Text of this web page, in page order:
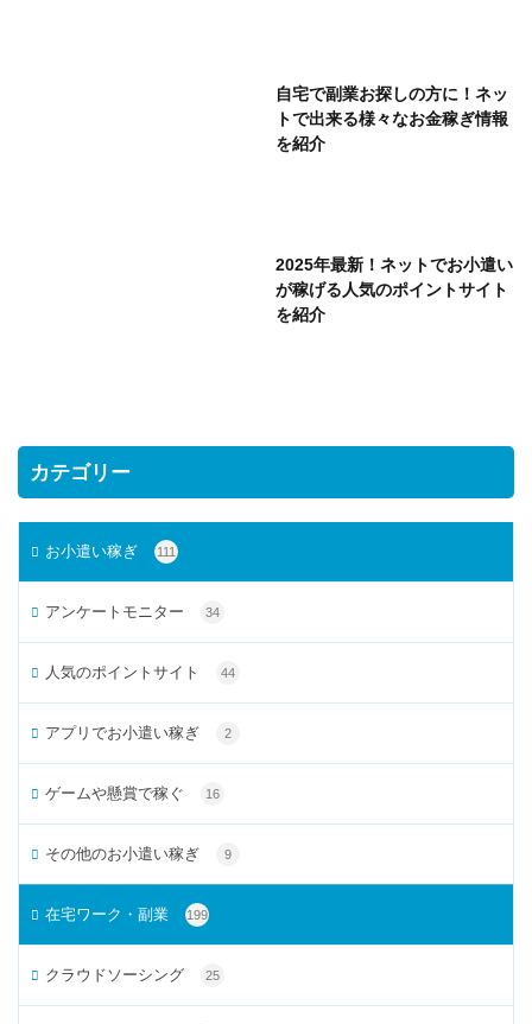
自宅で副業お探しの方に！ネッ
トで出来る様々なお金稼ぎ情報
を紹介
2025年最新！ネットでお小遣い
が稼げる人気のポイントサイト
を紹介
カテゴリー
お小遣い稼ぎ 111
アンケートモニター 34
人気のポイントサイト 44
アプリでお小遣い稼ぎ 2
ゲームや懸賞で稼ぐ 16
その他のお小遣い稼ぎ 9
在宅ワーク・副業 199
クラウドソーシング 25